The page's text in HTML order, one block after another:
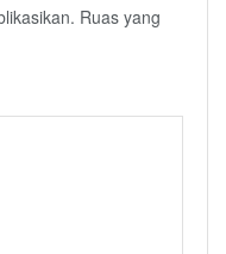
Ruas yang